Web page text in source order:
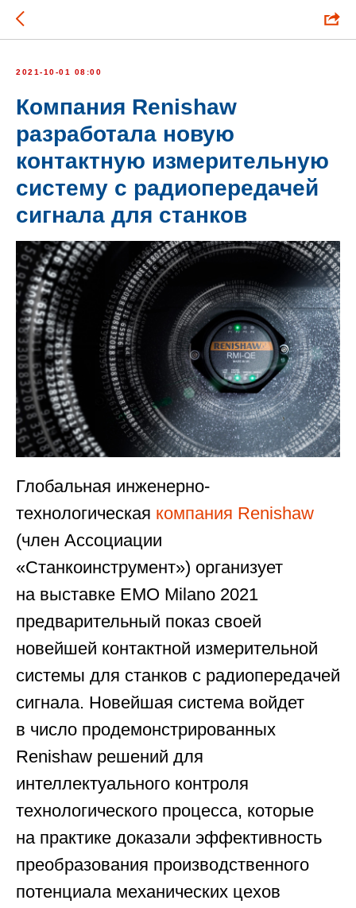
2021-10-01 08:00
Компания Renishaw
разработала новую
контактную измерительную
систему с радиопередачей
сигнала для станков
Глобальная инженерно-
технологическая компания Renishaw
(член Ассоциации
«Станкоинструмент») организует
на выставке EMO Milano 2021
предварительный показ своей
новейшей контактной измерительной
системы для станков с радиопередачей
сигнала. Новейшая система войдет
в число продемонстрированных
Renishaw решений для
интеллектуального контроля
технологического процесса, которые
на практике доказали эффективность
преобразования производственного
потенциала механических цехов